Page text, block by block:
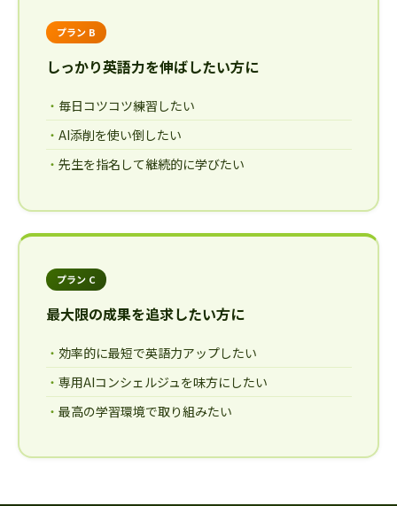
プラン B
しっかり英語力を伸ばしたい方に
毎日コツコツ練習したい
AI添削を使い倒したい
先生を指名して継続的に学びたい
プラン C
最大限の成果を追求したい方に
効率的に最短で英語力アップしたい
専用AIコンシェルジュを味方にしたい
最高の学習環境で取り組みたい